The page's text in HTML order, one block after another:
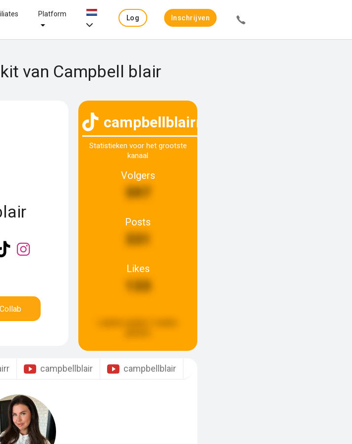
Platform
Log
Inschrijven
van Campbell blair
Collab
campbellblairr
Statistieken voor het grootste
kanaal
Volgers
597
Posts
331
Likes
133
campbellblair campbellblair